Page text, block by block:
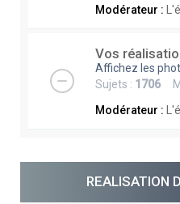
Modérateur :
Vos
Affichez les
Sujets : 1706
Modérateur :
REALISATION